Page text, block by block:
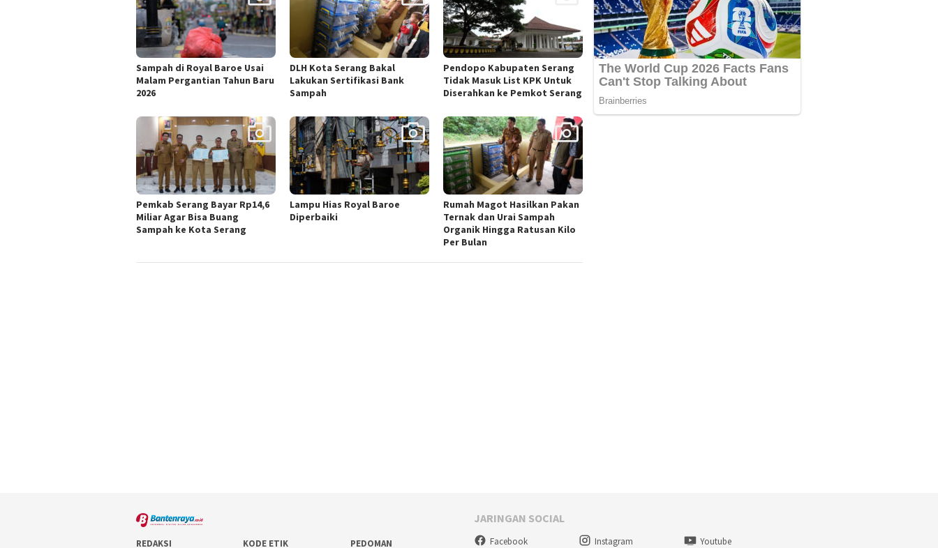
Sampah di Royal Baroe Usai
Malam Pergantian Tahun Baru
2026
DLH Kota Serang Bakal
Lakukan Sertifikasi Bank
Sampah
Pendopo Kabupaten Serang
Tidak Masuk List KPK Untuk
Diserahkan ke Pemkot Serang
Pemkab Serang Bayar Rp14,6
Miliar Agar Bisa Buang
Sampah ke Kota Serang
Lampu Hias Royal Baroe
Diperbaiki
Rumah Magot Hasilkan Pakan
Ternak dan Urai Sampah
Organik Hingga Ratusan Kilo
Per Bulan
REDAKSI KODE ETIK PEDOMAN
JARINGAN SOCIAL
Facebook Instagram Youtube